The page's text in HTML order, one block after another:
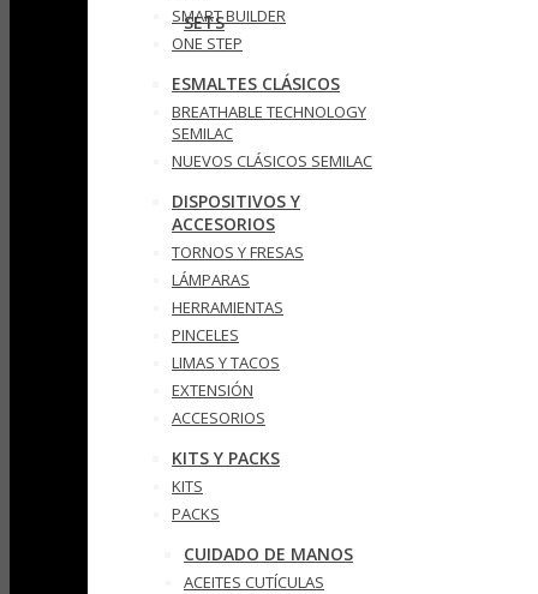
SETS
SMART BUILDER
ONE STEP
ESMALTES CLÁSICOS
BREATHABLE TECHNOLOGY
SEMILAC
NUEVOS CLÁSICOS SEMILAC
DISPOSITIVOS Y
ACCESORIOS
TORNOS Y FRESAS
LÁMPARAS
HERRAMIENTAS
PINCELES
LIMAS Y TACOS
EXTENSIÓN
ACCESORIOS
KITS Y PACKS
KITS
PACKS
CUIDADO DE MANOS
ACEITES CUTÍCULAS